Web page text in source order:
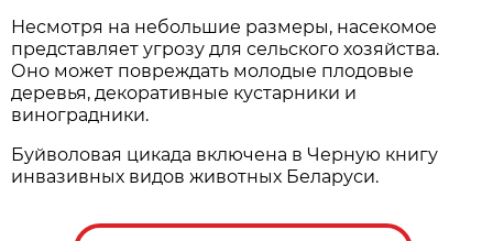
Несмотря на небольшие размеры, насекомое
представляет угрозу для сельского хозяйства.
Оно может повреждать молодые плодовые
деревья, декоративные кустарники и
виноградники.
Буйволовая цикада включена в Черную книгу
инвазивных видов животных Беларуси.